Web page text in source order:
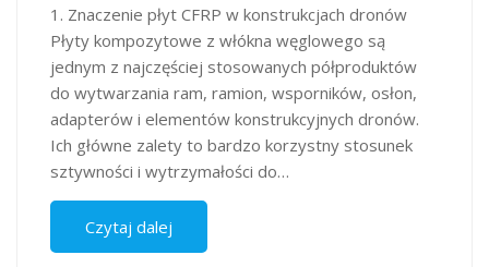
1. Znaczenie płyt CFRP w konstrukcjach dronów
Płyty kompozytowe z włókna węglowego są
jednym z najczęściej stosowanych półproduktów
do wytwarzania ram, ramion, wsporników, osłon,
adapterów i elementów konstrukcyjnych dronów.
Ich główne zalety to bardzo korzystny stosunek
sztywności i wytrzymałości do…
Czytaj dalej